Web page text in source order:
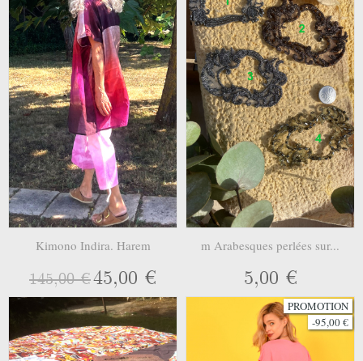
Kimono Indira. Harem
145,00 €45,00 €
m Arabesques perlées sur...
5,00 €
PROMOTION
-95,00 €